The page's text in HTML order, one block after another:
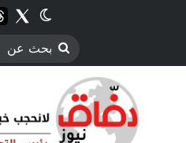
الوضع
بحث